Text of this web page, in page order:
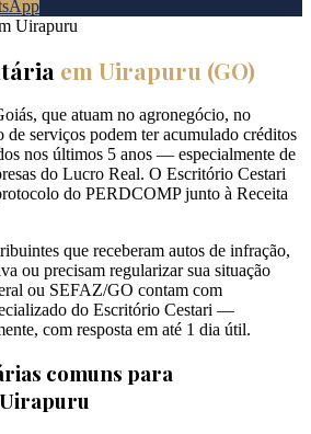
Uirapuru
em Uirapuru (GO)
que atuam no agronegócio, no
de serviços podem ter acumulado créditos
nos últimos 5 anos — especialmente de
do Lucro Real. O Escritório Cestari
do PERDCOMP junto à Receita
que receberam autos de infração,
ou precisam regularizar sua situação
ou SEFAZ/GO contam com
do Escritório Cestari —
com resposta em até 1 dia útil.
comuns para
Uirapuru